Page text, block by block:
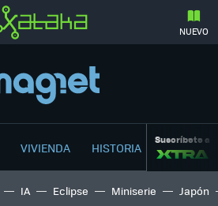
NUEVO
VIVIENDA HISTORIA Suscríbete a
IA Eclipse Miniserie Japón